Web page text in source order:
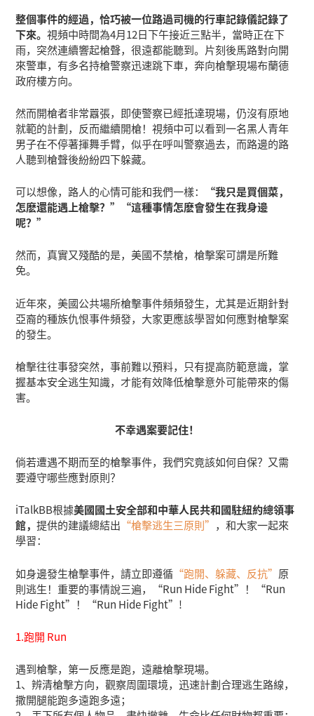
整個事件的經過，恰巧被一位路過司機的行車記錄儀記錄了
下來。視頻中時間為4月12日下午接近三點半，當時正在下
雨，突然連續響起槍聲，很遠都能聽到。片刻後馬路對向開
來警車，有多名持槍警察迅速跳下車，奔向槍擊現場布蘭德
政府樓方向。
然而開槍者非常囂張，即使警察已經抵達現場，仍沒有原地
就範的計劃，反而繼續開槍！視頻中可以看到一名黑人青年
男子在不停著揮舞手臂，似乎在呼叫警察過去，而路邊的路
人聽到槍聲後紛紛四下躲藏。
可以想像，路人的心情可能和我們一樣：
“我只是買個菜，
怎麽還能遇上槍擊？”“這種事情怎麽會發生在我身邊
呢？”
然而，真實又殘酷的是，美國不禁槍，槍擊案可謂是所難
免。
近年來，美國公共場所槍擊事件頻頻發生，尤其是近期針對
亞裔的種族仇恨事件頻發，大家更應該學習如何應對槍擊案
的發生。
槍擊往往事發突然，事前難以預料，只有提高防範意識，掌
握基本安全逃生知識，才能有效降低槍擊意外可能帶來的傷
害。
不幸遇案要記住！
倘若遭遇不期而至的槍擊事件，我們究竟該如何自保？又需
要遵守哪些應對原則？
iTalkBB根據美國國土安全部和中華人民共和國駐紐約總領事
館，提供的建議總結出 “槍擊逃生三原則” ，和大家一起來
學習：
如身邊發生槍擊事件，請立即遵循 “跑開、躲藏、反抗” 原
則逃生！重要的事情說三遍，“Run Hide Fight”！“Run
Hide Fight”！“Run Hide Fight”!
1.跑開 Run
遇到槍擊，第一反應是跑，遠離槍擊現場。
1、辨清槍擊方向，觀察周圍環境，迅速計劃合理逃生路線，
撒開腿能跑多遠跑多遠；